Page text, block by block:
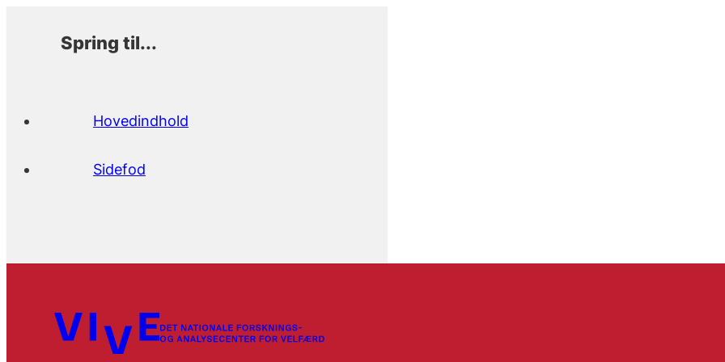
Spring til...
Hovedindhold
Sidefod